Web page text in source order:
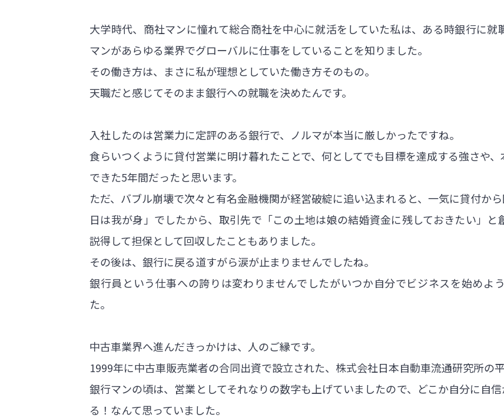
大学時代、商社マンに憧れて総合商社を中心に就活をしていた私は、ある時銀行に
マンがあらゆる業界でグローバルに仕事をしていることを知りました。
その働き方は、まさに私が理想としていた働き方そのもの。
天職だと感じてそのまま銀行への就職を決めたんです。
入社したのは営業力に定評のある銀行で、ノルマが本当に厳しかったですね。
食らいつくように貸付営業に明け暮れたことで、何としてでも目標を達成する強さや
できた5年間だったと思います。
ただ、バブル崩壊で次々と有名金融機関が経営破綻に追い込まれると、一気に貸付か
日は我が身」でしたから、取引先で「この土地は娘の結婚資金に残しておきたい」
説得して担保として回収したこともありました。
その後は、銀行に戻る道すがら涙が止まりませんでしたね。
銀行員という仕事への誇りは変わりませんでしたがいつか自分でビジネスを始めよ
た。
中古車業界へ進んだきっかけは、人のご縁です。
1999年に中古車販売業者の合同出資で設立された、株式会社日本自動車流通研究所の
銀行マンの頃は、営業としてそれなりの数字も上げていましたので、どこか自分に自
る！なんて思っていました。